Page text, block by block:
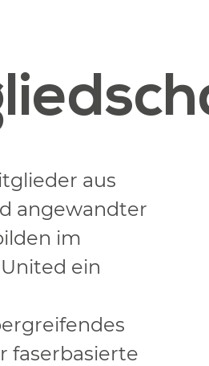
aus
angewandter
im
ein
faserbasierte